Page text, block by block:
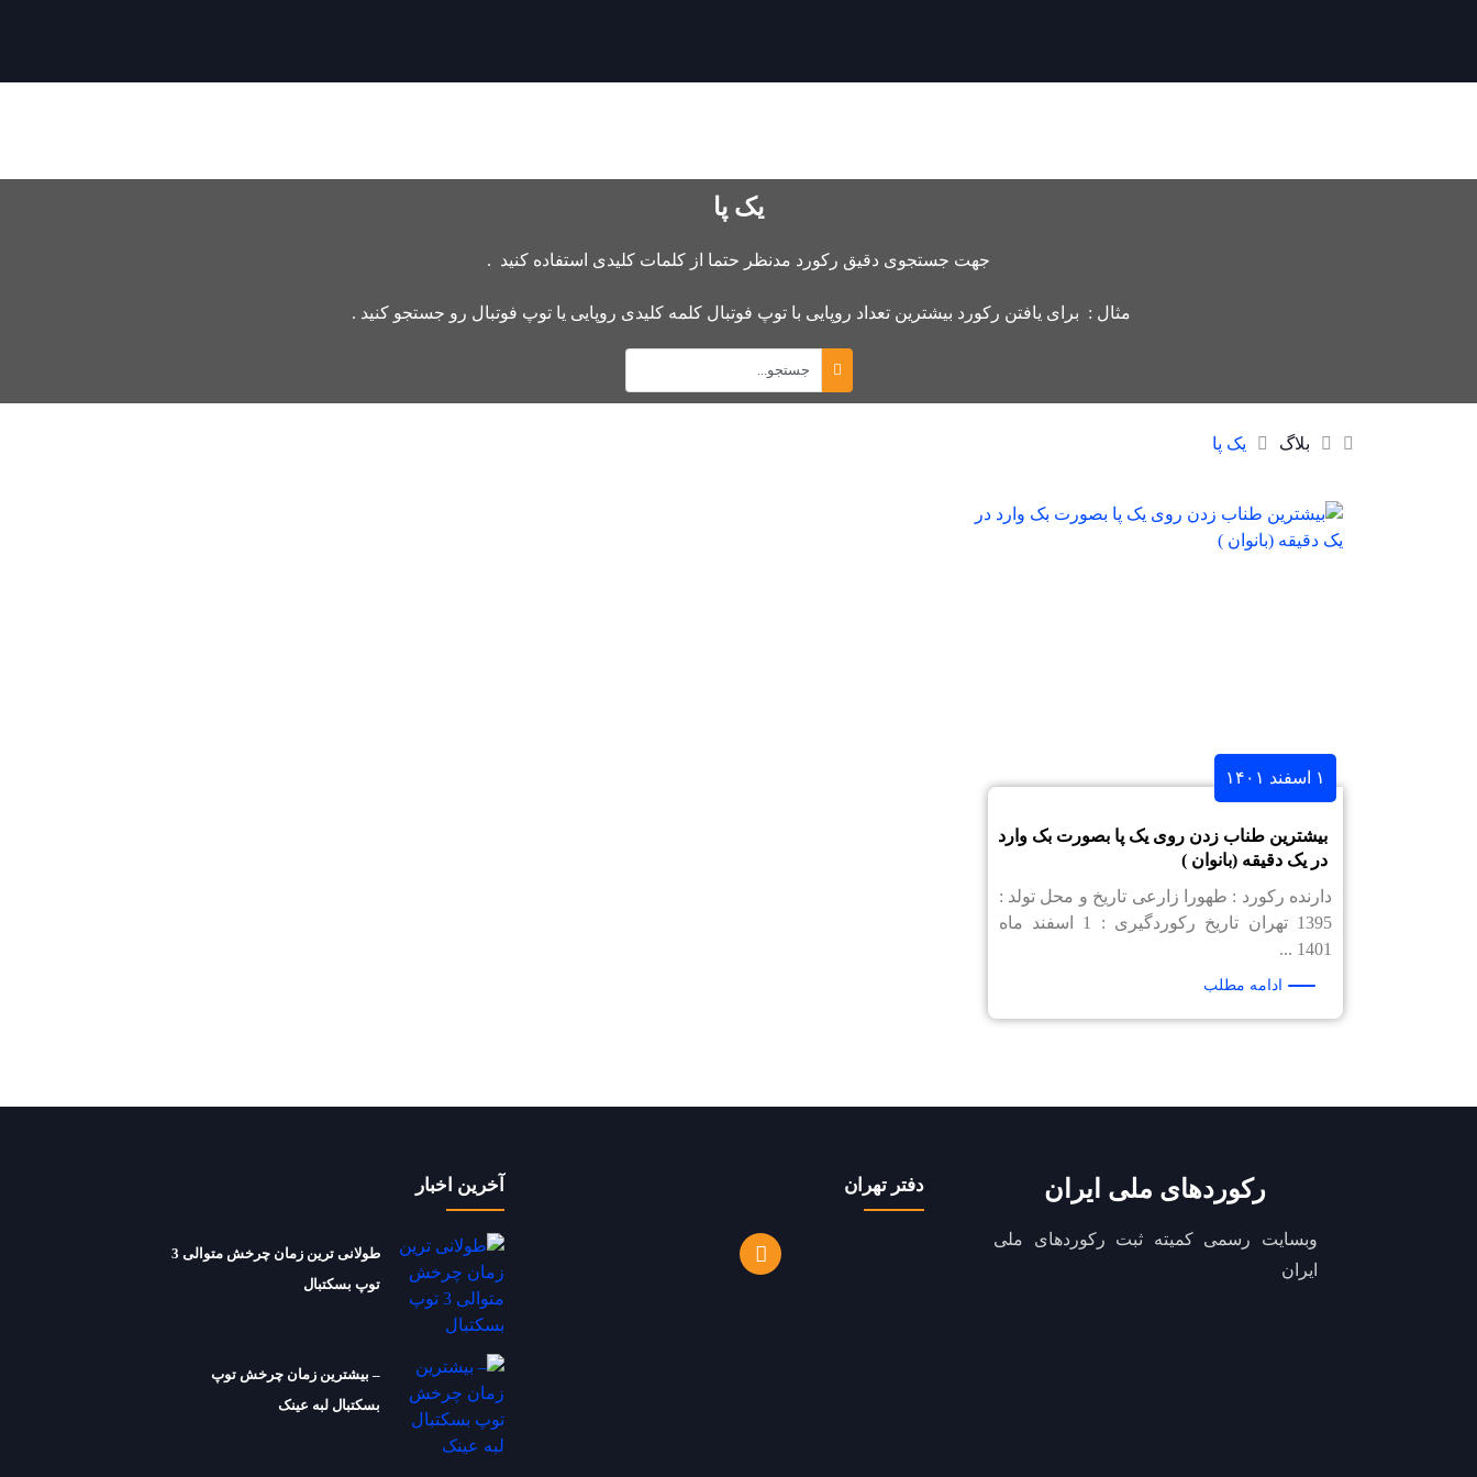
یک پا
جهت جستجوی دقیق رکورد مدنظر حتما از کلمات کلیدی استفاده کنید .
مثال : برای یافتن رکورد بیشترین تعداد روپایی با توپ فوتبال کلمه کلیدی روپایی یا توپ فوتبال رو جستجو کنید .
بلاگ یک پا
۱ اسفند ۱۴۰۱
بیشترین طناب زدن روی یک پا بصورت بک وارد
در یک دقیقه (بانوان )
دارنده رکورد : طهورا زارعی تاریخ و محل تولد :
1395 تهران تاریخ رکوردگیری : 1 اسفند ماه
1401 ...
ادامه مطلب
رکوردهای ملی ایران
وبسایت رسمی کمیته ثبت رکوردهای ملی
ایران
دفتر تهران آخرین اخبار
طولانی ترین زمان چرخش متوالی 3
توپ بسکتبال
– بیشترین زمان چرخش توپ
بسکتبال لبه عینک